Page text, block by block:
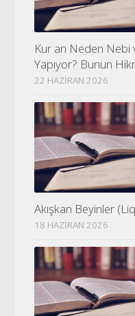
Kur an Neden Nebi
Yapıyor? Bunun
22 HAZIRAN 2026
Akışkan Beyinler
18 HAZIRAN 2026